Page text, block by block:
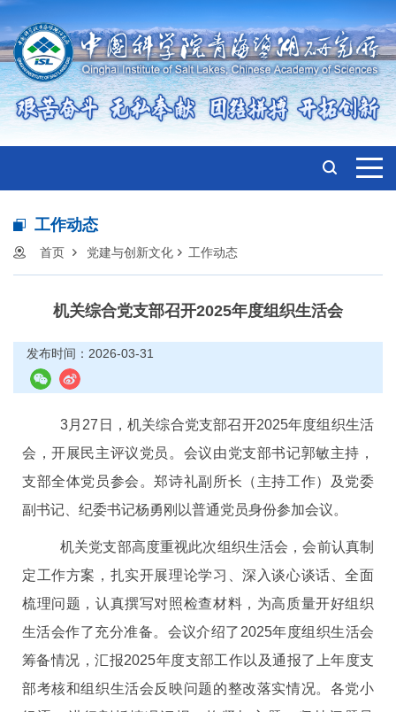
工作动态
首页 党建与创新文化 工作动态
机关综合党支部召开2025年度组织生活会
发布时间：2026-03-31
3月27日，机关综合党支部召开2025年度组织生活
会，开展民主评议党员。会议由党支部书记郭敏主持，
支部全体党员参会。郑诗礼副所长（主持工作）及党委
副书记、纪委书记杨勇刚以普通党员身份参加会议。
机关党支部高度重视此次组织生活会，会前认真制
定工作方案，扎实开展理论学习、深入谈心谈话、全面
梳理问题，认真撰写对照检查材料，为高质量开好组织
生活会作了充分准备。会议介绍了2025年度组织生活会
筹备情况，汇报2025年度支部工作以及通报了上年度支
部考核和组织生活会反映问题的整改落实情况。各党小